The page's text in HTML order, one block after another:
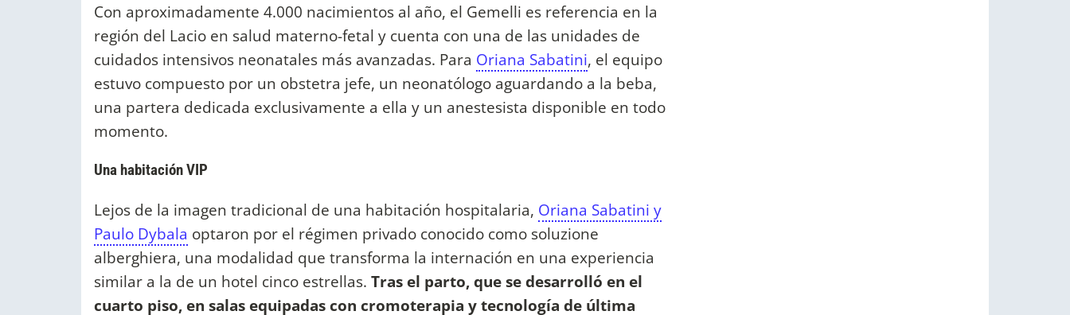
Con aproximadamente 4.000 nacimientos al año, el Gemelli es referencia en la
región del Lacio en salud materno-fetal y cuenta con una de las unidades de
cuidados intensivos neonatales más avanzadas. Para Oriana Sabatini, el equipo
estuvo compuesto por un obstetra jefe, un neonatólogo aguardando a la beba,
una partera dedicada exclusivamente a ella y un anestesista disponible en todo
momento.
Una habitación VIP
Lejos de la imagen tradicional de una habitación hospitalaria, Oriana Sabatini y
Paulo Dybala optaron por el régimen privado conocido como soluzione
alberghiera, una modalidad que transforma la internación en una experiencia
similar a la de un hotel cinco estrellas. Tras el parto, que se desarrolló en el
cuarto piso, en salas equipadas con cromoterapia y tecnología de última